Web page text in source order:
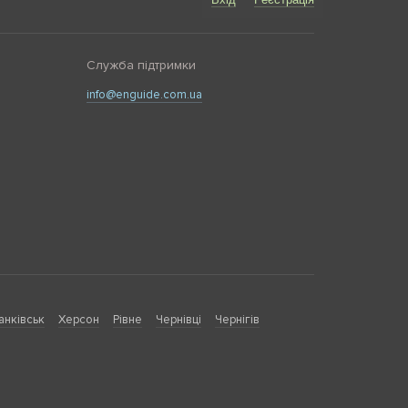
Служба підтримки
info@enguide.com.ua
Херсон Рівне Чернівці
Чернігів